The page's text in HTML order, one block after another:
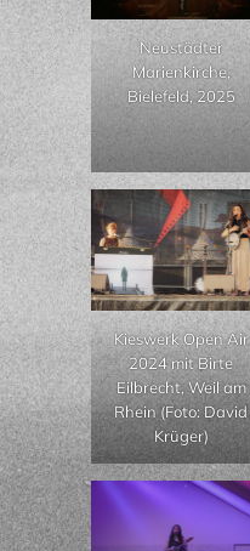
Neustädter
Marienkirche,
Bielefeld, 2025
Kieswerk Open Air
2024 mit Birte
Eilbrecht, Weil am
Rhein (Foto: David
Krüger)